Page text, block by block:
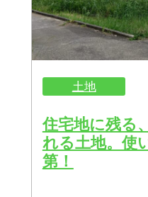
土地
住宅地に残る
れる土地。使
第！